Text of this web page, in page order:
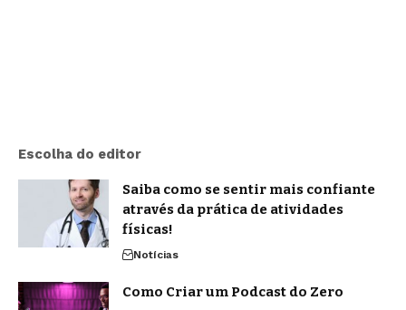
Escolha do editor
Saiba como se sentir mais confiante
através da prática de atividades
físicas!
Notícias
Como Criar um Podcast do Zero